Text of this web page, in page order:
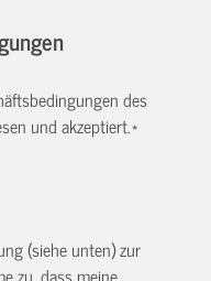
des
und akzeptiert.*
(siehe unten) zur